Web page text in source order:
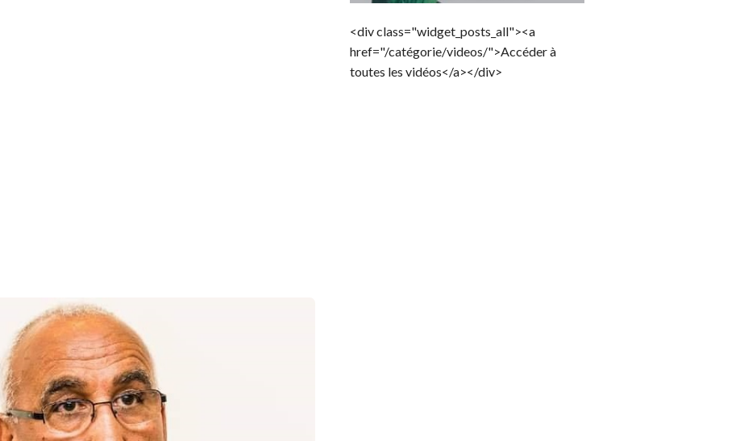
<div class="widget_posts_all"><a
href="/catégorie/videos/">Accéder à
toutes les vidéos</a></div>